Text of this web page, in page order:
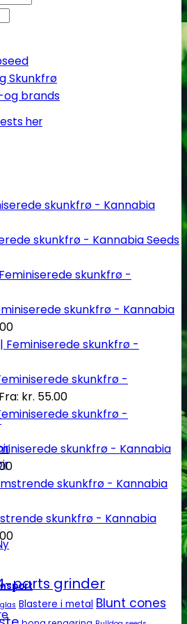
her
Skunkfrø
og brands
skunkfrø - Kannabia Seeds
skunkfrø - Kannabia
skunkfrø -
Fra: kr. 55.00
skunkfrø - Kannabia
skunkfrø - Kannabia
parts grinder
Blastere i metal Blunt cones